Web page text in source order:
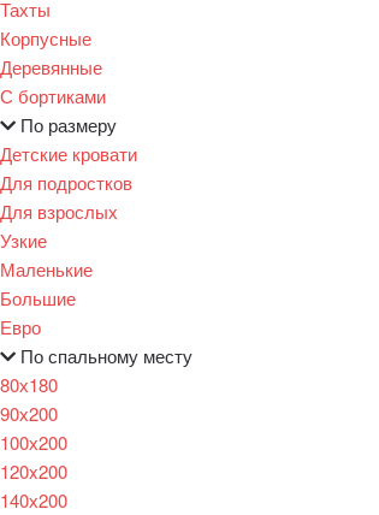
Тахты
Корпусные
Деревянные
С бортиками
По размеру
Детские кровати
Для подростков
Для взрослых
Узкие
Маленькие
Большие
Евро
По спальному месту
80х180
90х200
100х200
120x200
140х200